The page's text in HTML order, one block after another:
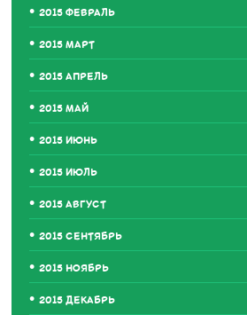
2015 ФЕВРАЛЬ
2015 МАРТ
2015 АПРЕЛЬ
2015 МАЙ
2015 ИЮНЬ
2015 ИЮЛЬ
2015 АВГУСТ
2015 СЕНТЯБРЬ
2015 НОЯБРЬ
2015 ДЕКАБРЬ